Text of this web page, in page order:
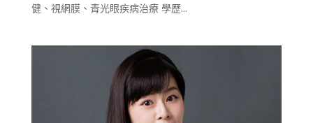
健、視網膜、青光眼疾病治療 學歷...